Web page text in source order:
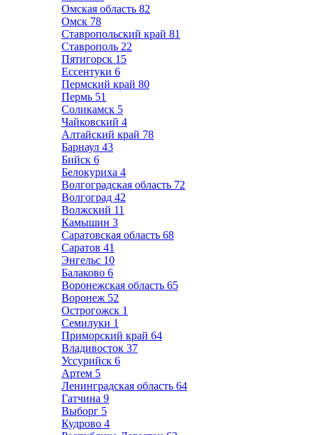
Омская область 82
Омск 78
Ставропольский край 81
Ставрополь 22
Пятигорск 15
Ессентуки 6
Пермский край 80
Пермь 51
Соликамск 5
Чайковский 4
Алтайский край 78
Барнаул 43
Бийск 6
Белокуриха 4
Волгоградская область 72
Волгоград 42
Волжский 11
Камышин 3
Саратовская область 68
Саратов 41
Энгельс 10
Балаково 6
Воронежская область 65
Воронеж 52
Острогожск 1
Семилуки 1
Приморский край 64
Владивосток 37
Уссурийск 6
Артем 5
Ленинградская область 64
Гатчина 9
Выборг 5
Кудрово 4